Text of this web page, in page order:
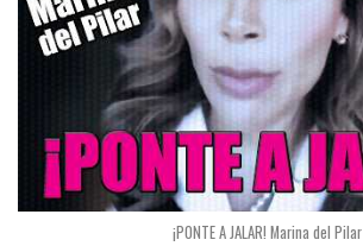
¡PONTE A JALAR! Marina del Pilar